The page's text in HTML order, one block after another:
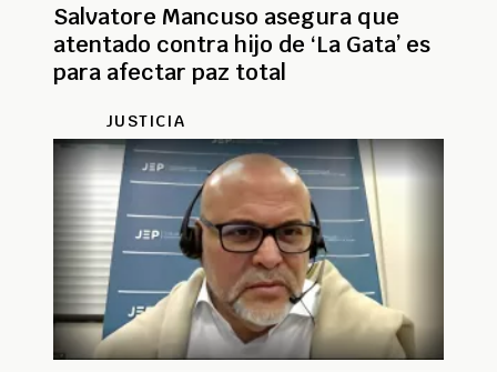
Salvatore Mancuso asegura que
atentado contra hijo de ‘La Gata’ es
para afectar paz total
JUSTICIA